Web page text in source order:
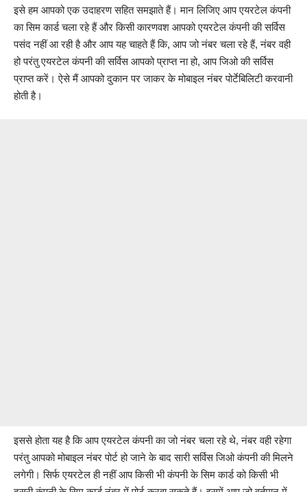
इसे हम आपको एक उदाहरण सहित समझाते हैं। मान लिजिए आप एयरटेल कंपनी
का सिम कार्ड चला रहे हैं और किसी कारणवश आपको एयरटेल कंपनी की सर्विस
पसंद नहीं आ रही है और आप यह चाहते हैं कि, आप जो नंबर चला रहे हैं, नंबर वही
हो परंतु एयरटेल कंपनी की सर्विस आपको प्राप्त ना हो, आप जिओ की सर्विस
प्राप्त करें। ऐसे मैं आपको दुकान पर जाकर के मोबाइल नंबर पोर्टेबिलिटी करवानी
होती है।
इससे होता यह है कि आप एयरटेल कंपनी का जो नंबर चला रहे थे, नंबर वही रहेगा
परंतु आपको मोबाइल नंबर पोर्ट हो जाने के बाद सारी सर्विस जिओ कंपनी की मिलने
लगेगी। सिर्फ एयरटेल ही नहीं आप किसी भी कंपनी के सिम कार्ड को किसी भी